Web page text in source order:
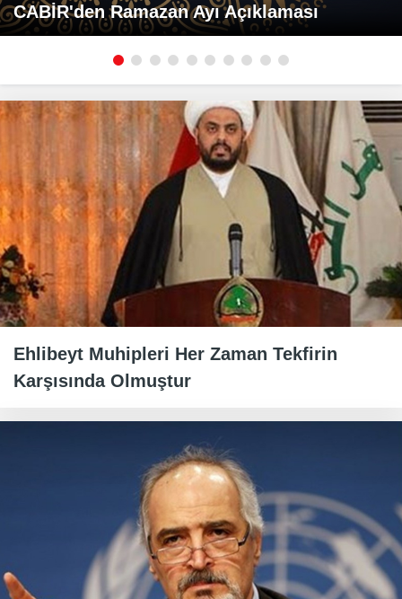
CABİR'den Ramazan Ayı Açıklaması
Ehlibeyt Muhipleri Her Zaman Tekfirin
Karşısında Olmuştur